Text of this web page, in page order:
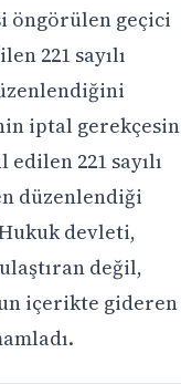
öngörülen geçici
221 sayılı
iptal
221 sayılı
düzenlendiği
devleti,
değil,
içerikte gideren